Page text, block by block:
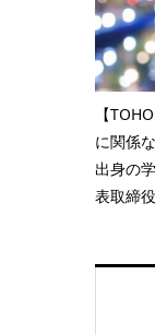
【
に関係
出身の
表取締